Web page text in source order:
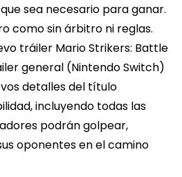
sea necesario para ganar.
como sin árbitro ni reglas.
tráiler Mario Strikers: Battle
general (Nintendo Switch)
detalles del título
incluyendo todas las
podrán golpear,
oponentes en el camino